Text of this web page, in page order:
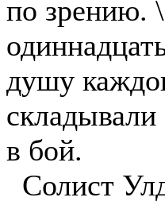
по зрению.
душу
в бой.
Солист